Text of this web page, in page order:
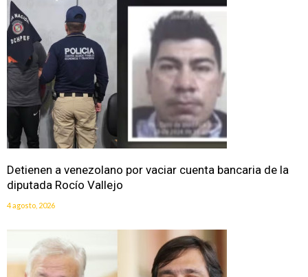
Detienen a venezolano por vaciar cuenta bancaria de la
diputada Rocío Vallejo
4 agosto, 2026